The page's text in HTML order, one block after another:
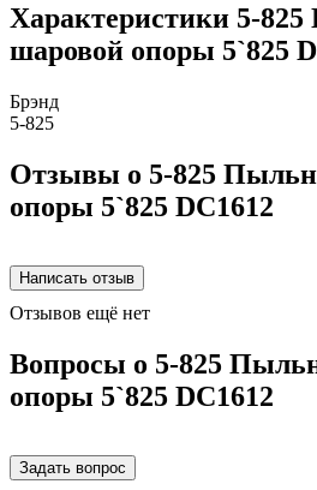
Характеристики 5-
шаровой опоры 5`825
Брэнд
5-825
Отзывы о 5-825
опоры 5`825 DC1612
Отзывов ещё нет
Вопросы о 5-825
опоры 5`825 DC1612